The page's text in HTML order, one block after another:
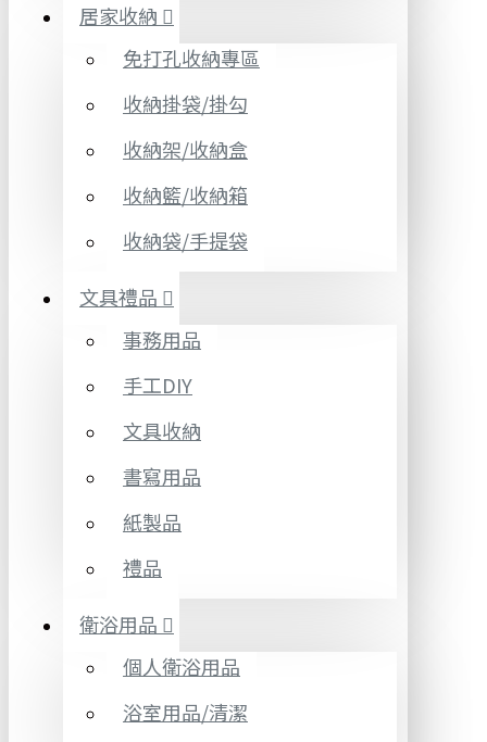
居家收納
免打孔收納專區
收納掛袋/掛勾
收納架/收納盒
收納籃/收納箱
收納袋/手提袋
文具禮品
事務用品
手工DIY
文具收納
書寫用品
紙製品
禮品
衛浴用品
個人衛浴用品
浴室用品/清潔